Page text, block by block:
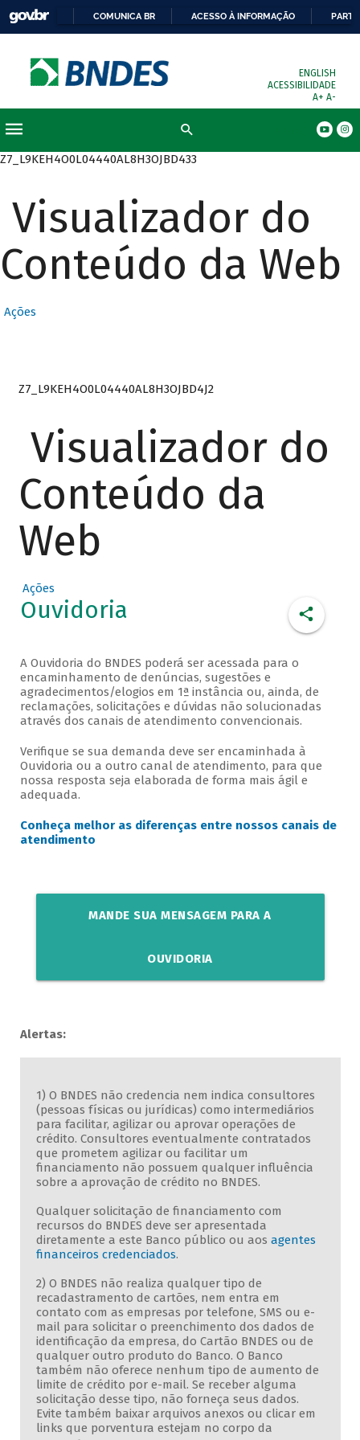
COMUNICA BR ACESSO À INFORMAÇÃO
ENGLISH
ACESSIBILIDADE
A+ A-
Z7_L9KEH4O0L04440AL8H3OJBD433
Visualizador do
Conteúdo da Web
Ações
Z7_L9KEH4O0L04440AL8H3OJBD4J2
Visualizador do
Conteúdo da
Web
Ações
Ouvidoria
A Ouvidoria do BNDES poderá ser acessada para o
encaminhamento de denúncias, sugestões e
agradecimentos/elogios em 1ª instância ou, ainda, de
reclamações, solicitações e dúvidas não solucionadas
através dos canais de atendimento convencionais.
Verifique se sua demanda deve ser encaminhada à
Ouvidoria ou a outro canal de atendimento, para que
nossa resposta seja elaborada de forma mais ágil e
adequada.
Conheça melhor as diferenças entre nossos canais de
atendimento
MANDE SUA MENSAGEM PARA A
OUVIDORIA
Alertas:
1) O BNDES não credencia nem indica consultores
(pessoas físicas ou jurídicas) como intermediários
para facilitar, agilizar ou aprovar operações de
crédito. Consultores eventualmente contratados
que prometem agilizar ou facilitar um
financiamento não possuem qualquer influência
sobre a aprovação de crédito no BNDES.
Qualquer solicitação de financiamento com
recursos do BNDES deve ser apresentada
diretamente a este Banco público ou aos agentes
financeiros credenciados.
2) O BNDES não realiza qualquer tipo de
recadastramento de cartões, nem entra em
contato com as empresas por telefone, SMS ou e-
mail para solicitar o preenchimento dos dados de
identificação da empresa, do Cartão BNDES ou de
qualquer outro produto do Banco. O Banco
também não oferece nenhum tipo de aumento de
limite de crédito por e-mail. Se receber alguma
solicitação desse tipo, não forneça seus dados.
Evite também baixar arquivos anexos ou clicar em
links que porventura estejam no corpo da